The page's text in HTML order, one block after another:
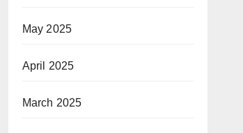
May 2025
April 2025
March 2025